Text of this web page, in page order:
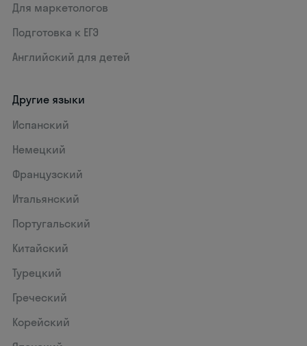
Для маркетологов
Подготовка к ЕГЭ
Английский для детей
Другие языки
Испанский
Немецкий
Французский
Итальянский
Португальский
Китайский
Турецкий
Греческий
Корейский